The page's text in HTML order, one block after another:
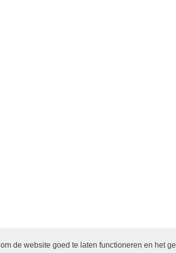
de website goed te laten functioneren en het